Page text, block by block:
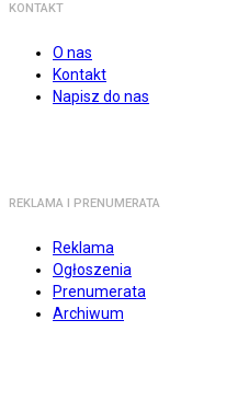
KONTAKT
O nas
Kontakt
Napisz do nas
REKLAMA I PRENUMERATA
Reklama
Ogłoszenia
Prenumerata
Archiwum